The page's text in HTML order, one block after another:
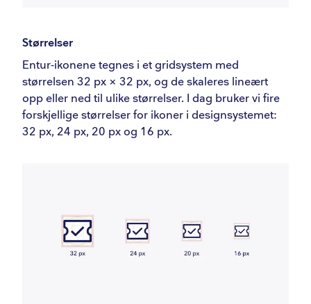
Størrelser
Entur-ikonene tegnes i et gridsystem med
størrelsen 32 px × 32 px, og de skaleres lineært
opp eller ned til ulike størrelser. I dag bruker vi fire
forskjellige størrelser for ikoner i designsystemet:
32 px, 24 px, 20 px og 16 px.